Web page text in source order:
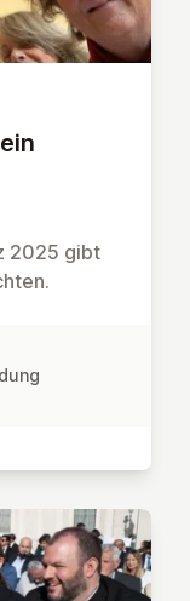
2025 gibt